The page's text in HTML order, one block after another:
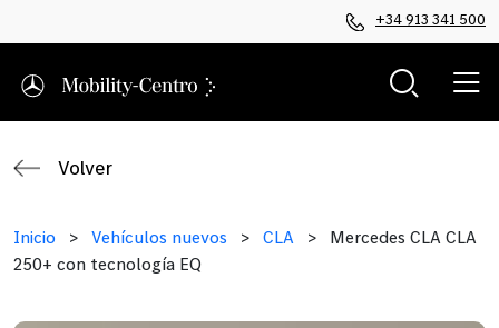
+34 913 341 500
Volver
Inicio > Vehículos nuevos > CLA >
Mercedes CLA CLA
250+ con tecnología EQ